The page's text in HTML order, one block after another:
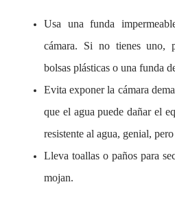
Usa una funda
cámara. Si no tienes uno,
bolsas plásticas o una funda
Evita exponer la cámara
que el agua puede dañar el
resistente al agua, genial,
Lleva toallas o paños para
mojan.